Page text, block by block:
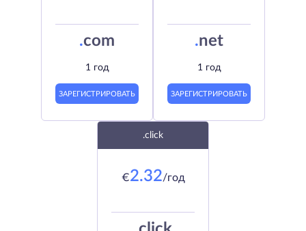
.com
1 год
ЗАРЕГИСТРИРОВАТЬ
.net
1 год
ЗАРЕГИСТРИРОВАТЬ
.click
€2.32/год